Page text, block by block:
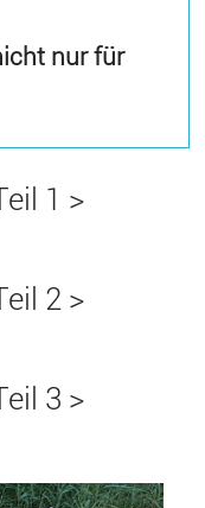
nur für
1 >
2 >
3 >